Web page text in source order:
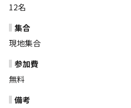
12名
集合
現地集合
参加費
無料
備考